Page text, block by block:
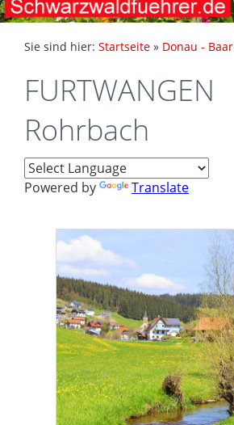
Sie sind hier: Startseite » Donau - Baar
FURTWANGEN
Rohrbach
Powered by Translate